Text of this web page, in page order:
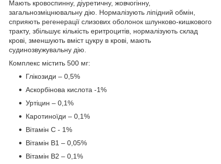
Мають кровоспинну, діуретичну, жовчогінну,
загальнозміцнювальну дію. Нормалізують ліпідний обмін,
сприяють регенерації слизових оболонок шлунково-кишкового
тракту, збільшує кількість еритроцитів, нормалізують склад
крові, зменшують вміст цукру в крові, мають
судинозвужувальну дію.
Комплекс містить 500 мг:
Глікозиди – 0,5%
Аскорбінова кислота -1%
Уртіцин – 0,1%
Каротиноїди – 0,1%
Вітамін С - 1%
Вітамін В1 – 0,05%
Вітамін В2 – 0,1%